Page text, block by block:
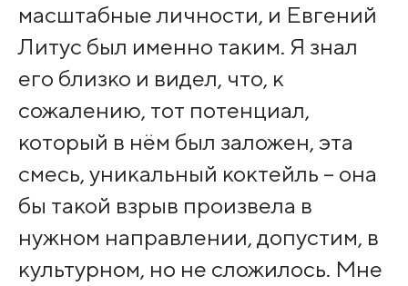
масштабные личности, и Евгений
Литус был именно таким. Я знал
его близко и видел, что, к
сожалению, тот потенциал,
который в нём был заложен, эта
смесь, уникальный коктейль – она
бы такой взрыв произвела в
нужном направлении, допустим, в
культурном, но не сложилось. Мне